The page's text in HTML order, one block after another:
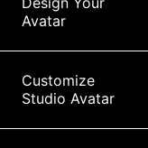
Avatar
Customize
Studio Avatar